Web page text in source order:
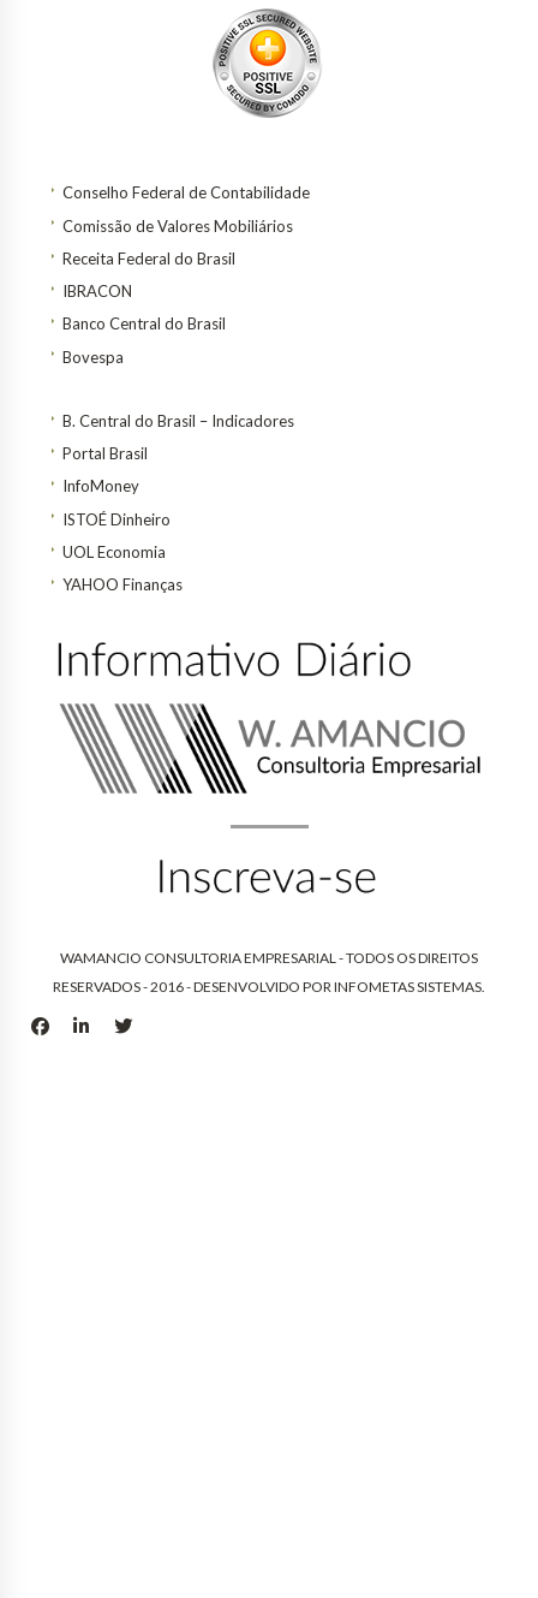
Conselho Federal de Contabilidade
Comissão de Valores Mobiliários
Receita Federal do Brasil
IBRACON
Banco Central do Brasil
Bovespa
B. Central do Brasil – Indicadores
Portal Brasil
InfoMoney
ISTOÉ Dinheiro
UOL Economia
YAHOO Finanças
WAMANCIO CONSULTORIA EMPRESARIAL - TODOS OS DIREITOS
RESERVADOS - 2016 - DESENVOLVIDO PORINFOMETAS SISTEMAS.